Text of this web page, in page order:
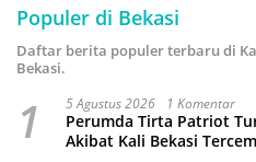
Populer di Bekasi
Daftar berita populer terbaru di
Bekasi.
1 5 Agustus 2026 1 Komentar
Perumda Tirta Patriot
Akibat Kali Bekasi